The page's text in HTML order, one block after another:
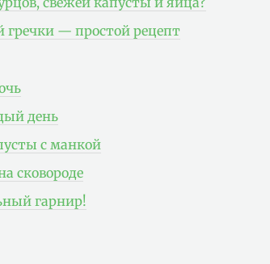
гречки — простой рецепт
день
с манкой
сковороде
гарнир!